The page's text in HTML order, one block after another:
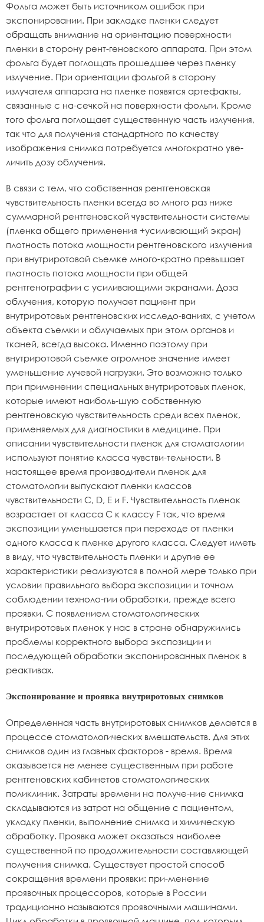
Фольга может быть источником ошибок при
экспонировании. При закладке пленки следует
обращать внимание на ориентацию поверхности
пленки в сторону рент-геновского аппарата. При этом
фольга будет поглощать прошедшее через пленку
излучение. При ориентации фольгой в сторону
излучателя аппарата на пленке появятся артефакты,
связанные с на-сечкой на поверхности фольги. Кроме
того фольга поглощает существенную часть излучения,
так что для получения стандартного по качеству
изображения снимка потребуется многократно уве-
личить дозу облучения.
В связи с тем, что собственная рентгеновская
чувствительность пленки всегда во много раз ниже
суммарной рентгеновской чувствительности системы
(пленка общего применения +усиливающий экран)
плотность потока мощности рентгеновского излучения
при внутриротовой съемке много-кратно превышает
плотность потока мощности при общей
рентгенографии с усиливающими экранами. Доза
облучения, которую получает пациент при
внутриротовых рентгеновских исследо-ваниях, с учетом
объекта съемки и облучаемых при этом органов и
тканей, всегда высока. Именно поэтому при
внутриротовой съемке огромное значение имеет
уменьшение лучевой нагрузки. Это возможно только
при применении специальных внутриротовых пленок,
которые имеют наиболь-шую собственную
рентгеновскую чувствительность среди всех пленок,
применяемых для диагностики в медицине. При
описании чувствительности пленок для стоматологии
используют понятие класса чувстви-тельности. В
настоящее время производители пленок для
стоматологии выпускают пленки классов
чувствительности C, D, E и F. Чувствительность пленок
возрастает от класса С к классу F так, что время
экспозиции уменьшается при переходе от пленки
одного класса к пленке другого класса. Следует иметь
в виду, что чувствительность пленки и другие ее
характеристики реализуются в полной мере только при
условии правильного выбора экспозиции и точном
соблюдении техноло-гии обработки, прежде всего
проявки. С появлением стоматологических
внутриротовых пленок у нас в стране обнаружились
проблемы корректного выбора экспозиции и
последующей обработки экспонированных пленок в
реактивах.
Экспонирование и проявка внутриротовых снимков
Определенная часть внутриротовых снимков делается в
процессе стоматологических вмешательств. Для этих
снимков один из главных факторов - время. Время
оказывается не менее существенным при работе
рентгеновских кабинетов стоматологических
поликлиник. Затраты времени на получе-ние снимка
складываются из затрат на общение с пациентом,
укладку пленки, выполнение снимка и химическую
обработку. Проявка может оказаться наиболее
существенной по продолжительности составляющей
получения снимка. Существует простой способ
сокращения времени проявки: при-менение
проявочных процессоров, которые в России
традиционно называются проявочными машинами.